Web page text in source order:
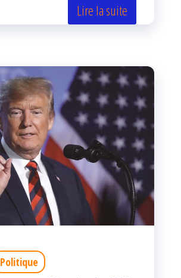
r
Lire la suite
Politique